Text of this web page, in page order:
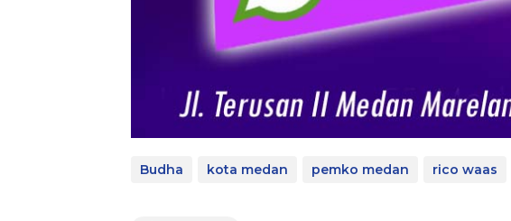
Budha kota medan pemko medan rico waas